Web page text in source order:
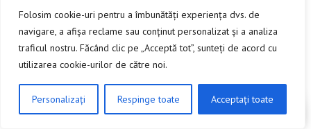
Folosim cookie-uri pentru a îmbunătăți experiența dvs. de
navigare, a afișa reclame sau conținut personalizat și a analiza
traficul nostru. Făcând clic pe „Acceptă tot”, sunteți de acord cu
utilizarea cookie-urilor de către noi.
Personalizați Respinge toate Acceptați toate
CLICK AICI PENTRU A DISCUTA